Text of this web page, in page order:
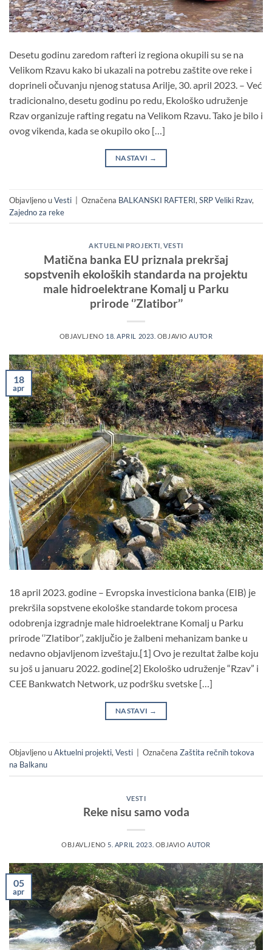
Desetu godinu zaredom rafteri iz regiona okupili su se na
Velikom Rzavu kako bi ukazali na potrebu zaštite ove reke i
doprineli očuvanju njenog statusa Arilje, 30. april 2023. – Već
tradicionalno, desetu godinu po redu, Ekološko udruženje
Rzav organizuje rafting regatu na Velikom Rzavu. Tako je bilo i
ovog vikenda, kada se okupilo oko […]
NASTAVI →
Objavljeno uVesti Označena BALKANSKI RAFTERI, SRP Veliki Rzav,
Zajedno za reke
AKTUELNI PROJEKTI VESTI
Matična banka EU priznala prekršaj
sopstvenih ekoloških standarda na projektu
male hidroelektrane Komalj u Parku
prirode ‘’Zlatibor’’
OBJAVLJENO 18. APRIL 2023. OBJAVIOAUTOR
18
apr
18 april 2023. godine – Evropska investiciona banka (EIB) je
prekršila sopstvene ekološke standarde tokom procesa
odobrenja izgradnje male hidroelektrane Komalj u Parku
prirode ‘’Zlatibor’’, zaključio je žalbeni mehanizam banke u
nedavno objavljenom izveštaju.[1] Ovo je rezultat žalbe koju
su još u januaru 2022. godine[2] Ekološko udruženje “Rzav” i
CEE Bankwatch Network, uz podršku svetske […]
NASTAVI →
Objavljeno uAktuelni projekti, Vesti Označena Zaštita rečnih tokova
na Balkanu
VESTI
Reke nisu samo voda
OBJAVLJENO 5. APRIL 2023. OBJAVIOAUTOR
05
apr